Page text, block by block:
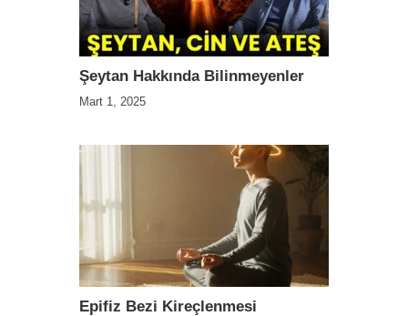
Şeytan Hakkında Bilinmeyenler
Mart 1, 2025
Epifiz Bezi Kireçlenmesi